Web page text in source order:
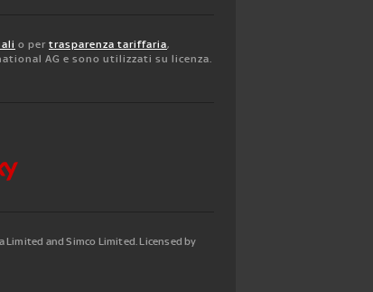
o per trasparenza tariffaria,
AG e sono utilizzati su licenza.
Limited and Simco Limited. Licensed by